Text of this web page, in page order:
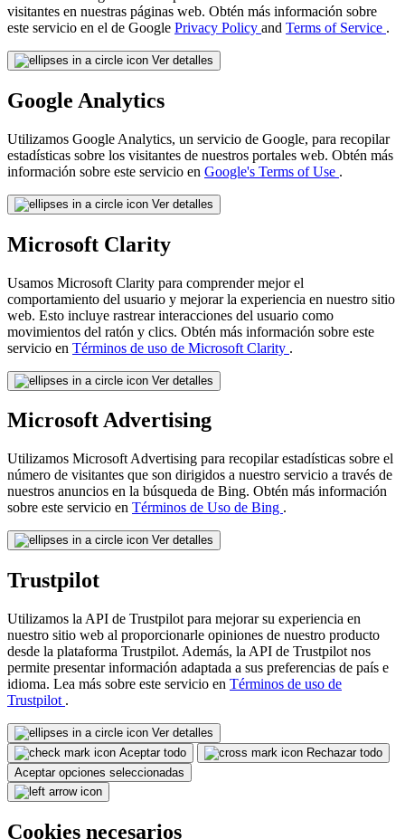
visitantes en nuestras páginas web. Obtén más información sobre
este servicio en el de Google Privacy Policy and Terms of Service .
Ver detalles
Google Analytics
Utilizamos Google Analytics, un servicio de Google, para recopilar
estadísticas sobre los visitantes de nuestros portales web. Obtén más
información sobre este servicio en Google's Terms of Use .
Ver detalles
Microsoft Clarity
Usamos Microsoft Clarity para comprender mejor el
comportamiento del usuario y mejorar la experiencia en nuestro sitio
web. Esto incluye rastrear interacciones del usuario como
movimientos del ratón y clics. Obtén más información sobre este
servicio en Términos de uso de Microsoft Clarity .
Ver detalles
Microsoft Advertising
Utilizamos Microsoft Advertising para recopilar estadísticas sobre el
número de visitantes que son dirigidos a nuestro servicio a través de
nuestros anuncios en la búsqueda de Bing. Obtén más información
sobre este servicio en Términos de Uso de Bing .
Ver detalles
Trustpilot
Utilizamos la API de Trustpilot para mejorar su experiencia en
nuestro sitio web al proporcionarle opiniones de nuestro producto
desde la plataforma Trustpilot. Además, la API de Trustpilot nos
permite presentar información adaptada a sus preferencias de país e
idioma. Lea más sobre este servicio en Términos de uso de
Trustpilot .
Ver detalles
Aceptar todo
Rechazar todo
Aceptar opciones seleccionadas
Cookies necesarios